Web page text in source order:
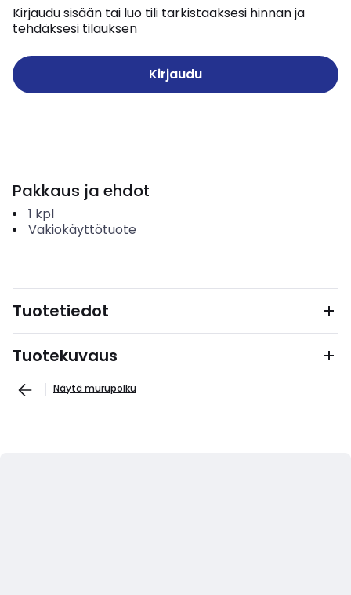
Kirjaudu sisään tai luo tili tarkistaaksesi hinnan ja
tehdäksesi tilauksen
Kirjaudu
Pakkaus ja ehdot
1 kpl
Vakiokäyttötuote
Tuotetiedot
Tuotekuvaus
Näytä murupolku